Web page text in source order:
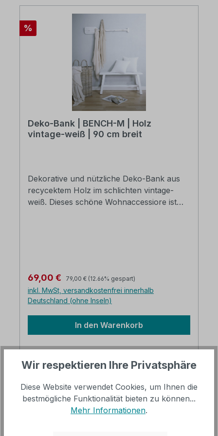
200x90x100cm die Lieferung erfolgt zerlegt
Rabatt
%
Deko-Bank | BENCH-M | Holz
vintage-weiß | 90 cm breit
Dekorative und nützliche Deko-Bank aus
recycektem Holz im schlichten vintage-
weiß. Dieses schöne Wohnaccessiore ist
Verkaufspreis:
69,00 € Regulärer Preis:
79,00 € (12.66% gespart)
inkl. MwSt, versandkostenfrei innerhalb
Deutschland (ohne Inseln)
In den Warenkorb
Rabatt
%
Wir respektieren Ihre Privatsphäre
Diese Website verwendet Cookies, um Ihnen die
bestmögliche Funktionalität bieten zu können...
Mehr Informationen.